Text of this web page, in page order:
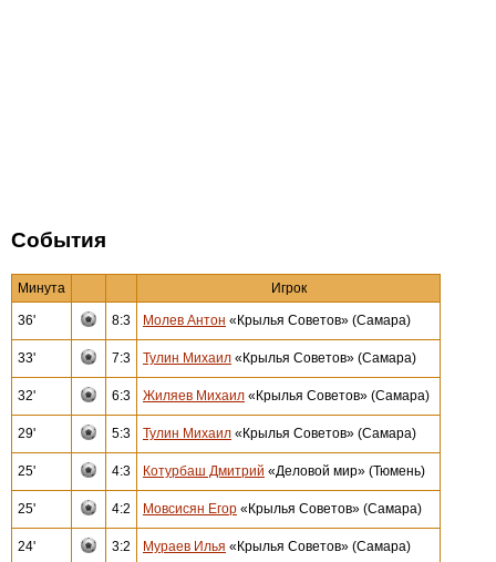
События
Минута Игрок
36' 8:3 Молев Антон «Крылья Советов» (Самара)
33' 7:3 Тулин Михаил «Крылья Советов» (Самара)
32' 6:3 Жиляев Михаил «Крылья Советов» (Самара)
29' 5:3 Тулин Михаил «Крылья Советов» (Самара)
25' 4:3 Котурбаш Дмитрий «Деловой мир» (Тюмень)
25' 4:2 Мовсисян Егор «Крылья Советов» (Самара)
24' 3:2 Мураев Илья «Крылья Советов» (Самара)